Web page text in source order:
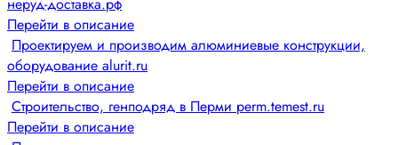
неруд-доставка.рф
Перейти в описание
Проектируем и производим алюминиевые конструкции,
оборудование alurit.ru
Перейти в описание
Строительство, генподряд в Перми perm.temest.ru
Перейти в описание